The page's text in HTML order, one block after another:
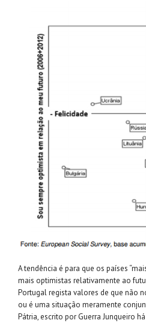
A tendência é para que os países
mais optimistas relativamente ao
Portugal regista valores de que não
ou é uma situação meramente
Pátria, escrito por Guerra Junqueiro